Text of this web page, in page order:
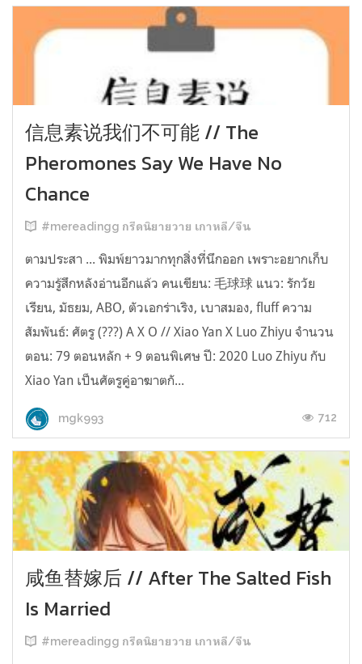
信息素说我们不可能 // The
Pheromones Say We Have No
Chance
#mereadingg กรีดนิยายวาย เกาหลี/จีน
ตามประสา ... พิมพ์ยาวมากทุกสิ่งที่นึกออก เพราะอยากเก็บ
ความรู้สึกหลังอ่านอีกแล้ว คนเขียน: 毛球球 แนว: รักวัย
เรียน, มัธยม, ABO, ตัวเอกร่าเริง, เบาสมอง, fluff ความ
สัมพันธ์: ศัตรู (???) A X O // Xiao Yan X Luo Zhiyu จำนวน
ตอน: 79 ตอนหลัก + 9 ตอนพิเศษ ปี: 2020 Luo Zhiyu กับ
Xiao Yan เป็นศัตรูคู่อาฆาตกั...
mgk993 712
咸鱼替嫁后 // After The Salted Fish
Is Married
#mereadingg กรีดนิยายวาย เกาหลี/จีน